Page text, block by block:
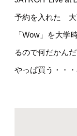
予約を入れた 大
「Wow」を大学
るので何だかん
やっぱ買う・・・